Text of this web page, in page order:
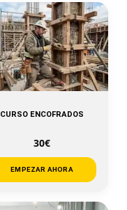
CURSO ENCOFRADOS
30€
EMPEZAR AHORA